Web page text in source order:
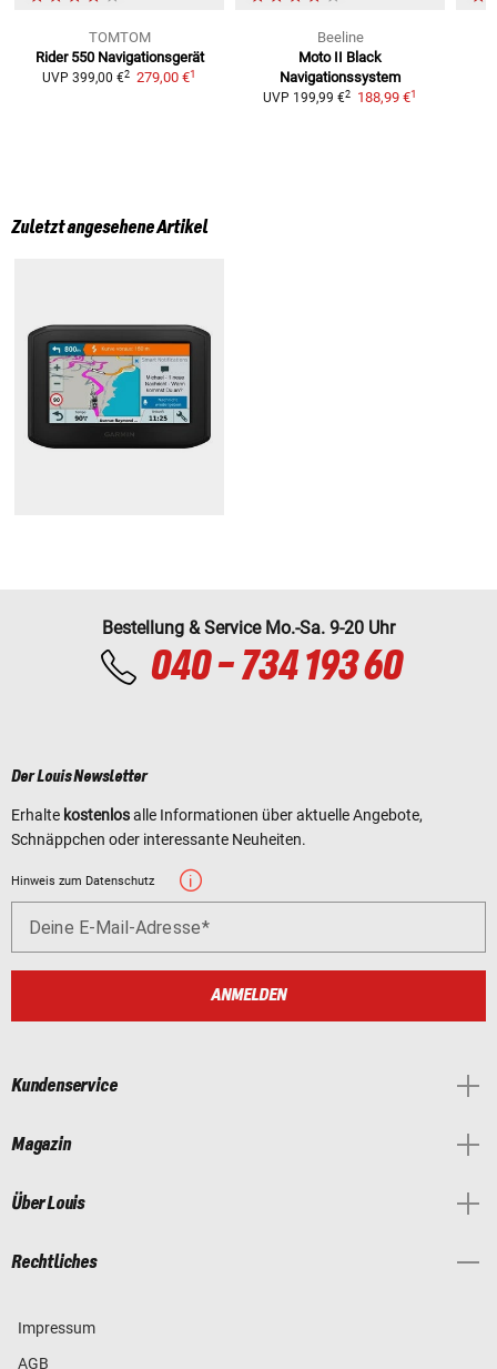
TOMTOM
Rider 550 Navigationsgerät
UVP 399,00 €2 279,00 €1
Beeline
Moto II Black
Navigationssystem
UVP 199,99 €2 188,99 €1
Zuletzt angesehene Artikel
Bestellung & Service Mo.-Sa. 9-20 Uhr
040 - 734 193 60
Der Louis Newsletter
Erhalte kostenlosalle Informationen über aktuelle Angebote,
Schnäppchen oder interessante Neuheiten.
Hinweis zum Datenschutz
Deine E-Mail-Adresse
ANMELDEN
Kundenservice
Magazin
Über Louis
Rechtliches
Impressum
AGB